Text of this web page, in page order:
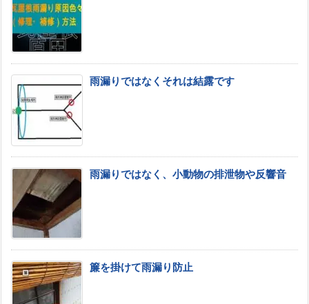
雨漏りではなくそれは結露です
雨漏りではなく、小動物の排泄物や反響音
簾を掛けて雨漏り防止